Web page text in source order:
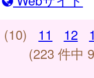
(10) 11 12
(223 件中